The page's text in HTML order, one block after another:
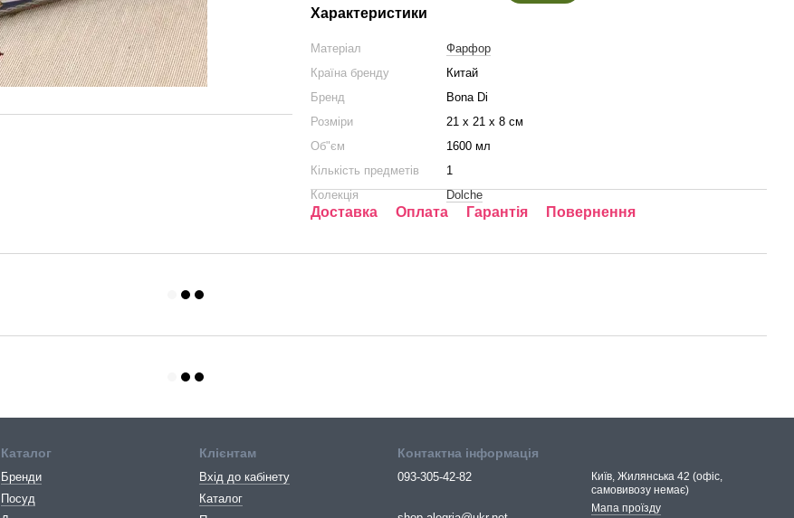
Характеристики
Матеріал
Фарфор
Країна бренду
Китай
Бренд
Bona Di
Розміри
21 х 21 х 8 см
Об"єм
1600 мл
Кількість предметів
1
Колекція
Dolche
Доставка Оплата Гарантія Повернення
Каталог
Бренди
Посуд
Клієнтам
Вхід до кабінету
Каталог
Контактна інформація
093-305-42-82
Київ, Жилянська 42 (офіс,
самовивозу немає)
Мапа проїзду